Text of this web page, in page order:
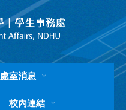
處室消息
校內連結